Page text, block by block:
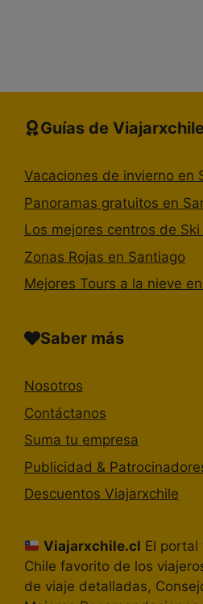
Guías de
Vacaciones de invierno en
Panoramas gratuitos en
Los mejores centros de Ski
Zonas Rojas en Santiago
Mejores Tours a la nieve
Saber más
Nosotros
Contáctanos
Suma tu empresa
Publicidad &
Descuentos Viajarxchile
Viajarxchile.cl El portal
Chile favorito de los
de viaje detalladas,